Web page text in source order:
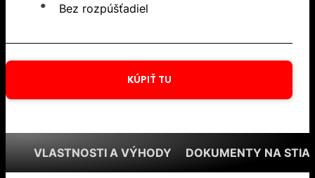
Bez rozpúšťadiel
KÚPIŤ TU
VLASTNOSTI A VÝHODY DOKUMENTY NA